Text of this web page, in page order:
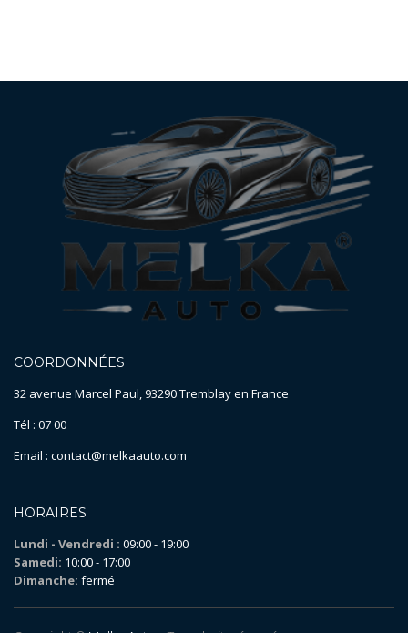
COORDONNÉES
32 avenue Marcel Paul, 93290 Tremblay en France
Tél : 07 00
Email : contact@melkaauto.com
HORAIRES
Lundi - Vendredi : 09:00 - 19:00
Samedi: 10:00 - 17:00
Dimanche: fermé